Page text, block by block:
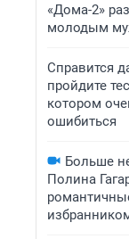
«Дома-2»
молодым
Справится
пройдите
котором
ошибиться
Больше
Полина